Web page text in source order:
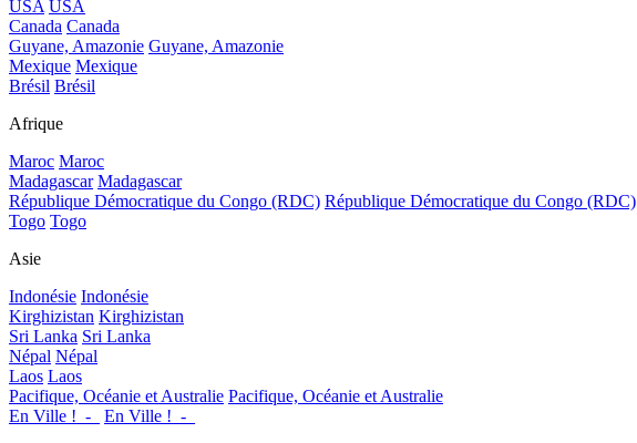
USA USA
Canada Canada
Guyane, Amazonie Guyane, Amazonie
Mexique Mexique
Brésil Brésil
Afrique
Maroc Maroc
Madagascar Madagascar
République Démocratique du Congo (RDC) République Démocratique du Congo (RDC)
Togo Togo
Asie
Indonésie Indonésie
Kirghizistan Kirghizistan
Sri Lanka Sri Lanka
Népal Népal
Laos Laos
Pacifique, Océanie et Australie Pacifique, Océanie et Australie
En Ville !_-_
En Ville !_-_